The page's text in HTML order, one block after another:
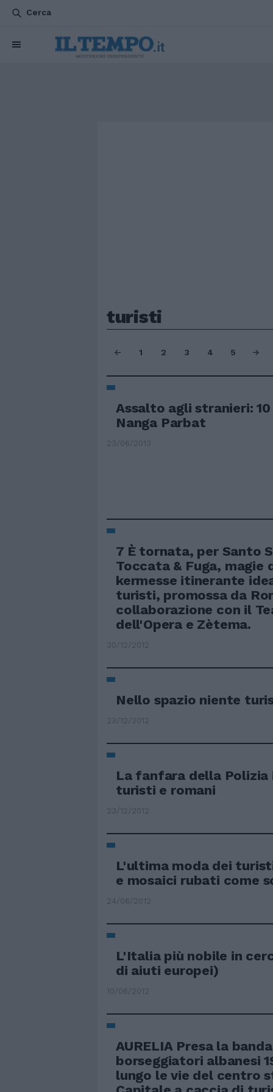
Cerca
turisti
1 2 3 4 5
Assalto agli stranieri:
Nanga Parbat
23/06/2013
7 È tornata, per Santo
Toccata & Fuga, magie
kermesse itinerante
turisti, promossa da
collaborazione con il
dell'Opera e Zètema.
30/12/2012
Nello spazio niente
23/12/2012
La fanfara della Polizia
turisti e romani
23/12/2012
L'ultima moda dei
e mosaici rubati come
24/06/2012
L'Italia più nobile in
di aiuti europei)
10/06/2012
AURELIA Presa la
borseggiatori albanesi
lungo le vie del centro